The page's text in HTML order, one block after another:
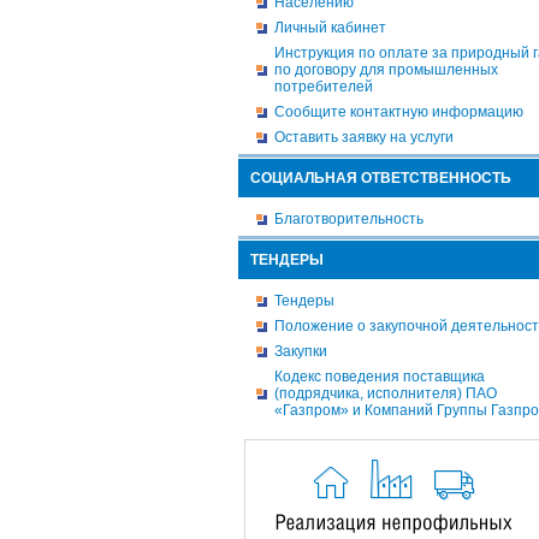
Личный кабинет
Инструкция по оплате за природный
по договору для промышленных
потребителей
Сообщите контактную информацию
Оставить заявку на услуги
СОЦИАЛЬНАЯ ОТВЕТСТВЕННОСТЬ
Благотворительность
ТЕНДЕРЫ
Тендеры
Положение о закупочной
Закупки
Кодекс поведения поставщика
(подрядчика, исполнителя) ПАО
«Газпром» и Компаний Группы